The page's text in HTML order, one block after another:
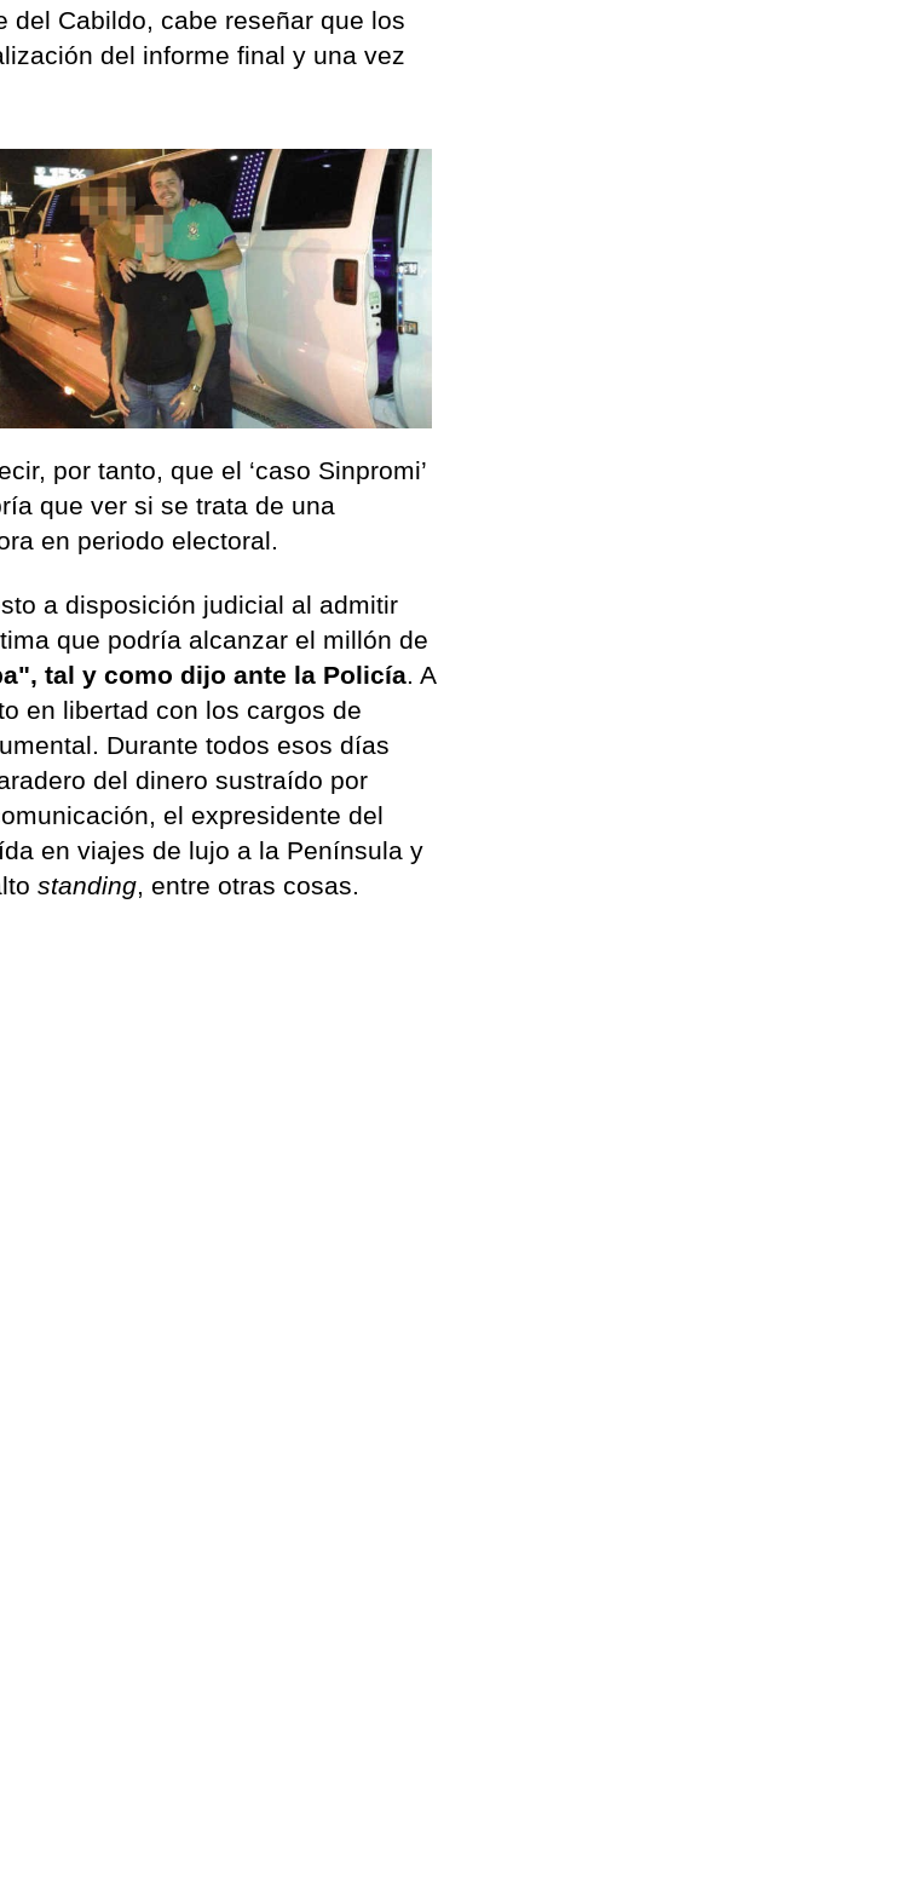
del Cabildo, cabe reseñar que los
del informe final y una vez
por tanto, que el ‘caso Sinpromi’
que ver si se trata de una
en periodo electoral.
a disposición judicial al admitir
que podría alcanzar el millón de
tal y como dijo ante la Policía. A
en libertad con los cargos de
Durante todos esos días
del dinero sustraído por
el expresidente del
en viajes de lujo a la Península y
standing, entre otras cosas.